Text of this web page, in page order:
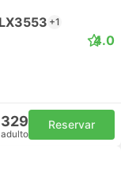
+1
4.0
329 Reservar